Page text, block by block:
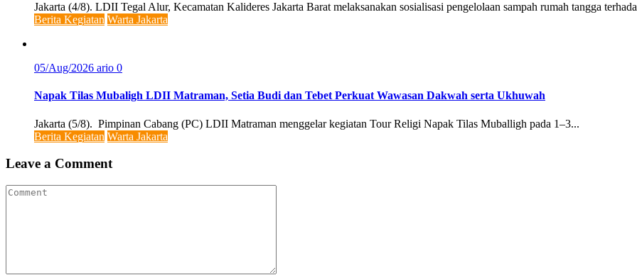
Jakarta (4/8). LDII Tegal Alur, Kecamatan Kalideres Jakarta Barat melaksanakan sosialisasi pengelolaan sampah rumah tangga
Berita Kegiatan Warta Jakarta
05/Aug/2026 ario 0
Napak Tilas Mubaligh LDII Matraman, Setia Budi dan Tebet Perkuat Wawasan Dakwah serta Ukhuwah
Jakarta (5/8). Pimpinan Cabang (PC) LDII Matraman menggelar kegiatan Tour Religi Napak Tilas Muballigh pada 1–3...
Berita Kegiatan Warta Jakarta
Leave a Comment